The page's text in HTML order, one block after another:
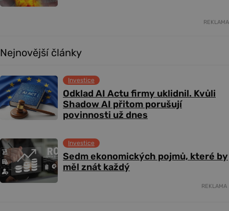
REKLAMA
Nejnovější články
Odklad AI Actu firmy uklidnil. Kvůli
Shadow AI přitom porušují
povinnosti už dnes
Investice
Sedm ekonomických pojmů, které by
měl znát každý
Investice
REKLAMA